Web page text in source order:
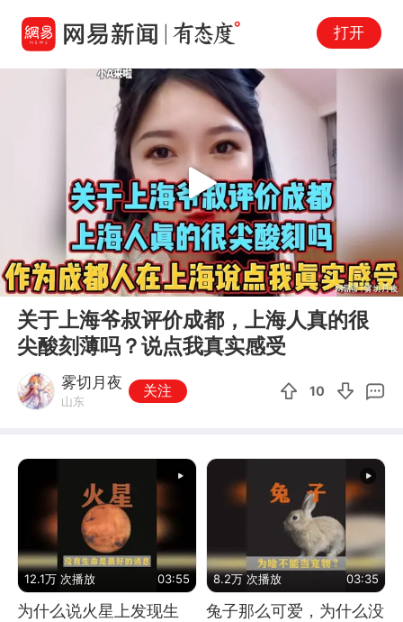
打开
00:00 04:57
Play
关于上海爷叔评价成都，上海人真的很
尖酸刻薄吗？说点我真实感受
雾切月夜
山东
关注 10
12.1万 次播放 03:55
为什么说火星上发现生
8.2万 次播放 03:35
兔子那么可爱，为什么没